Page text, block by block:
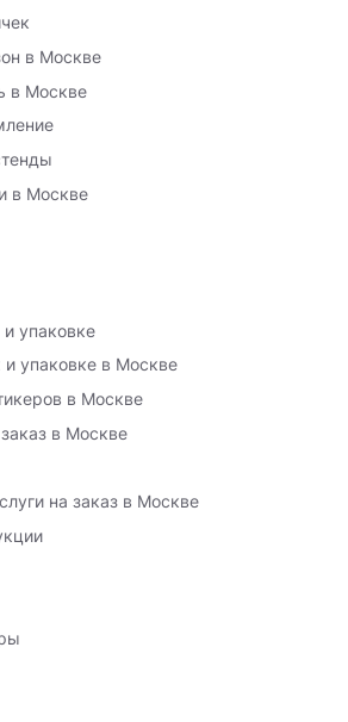
в Москве
в Москве
в Москве
и упаковке
и упаковке в Москве
в Москве
в Москве
на заказ в Москве